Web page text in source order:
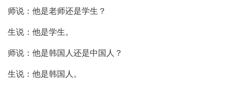
师说：他是老师还是学生？
生说：他是学生。
师说：他是韩国人还是中国人？
生说：他是韩国人。